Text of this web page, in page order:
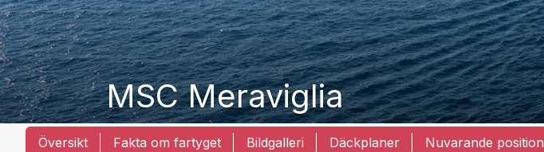
MSC Meraviglia
Översikt Fakta om fartyget Bildgalleri Däckplaner Nuvarande position